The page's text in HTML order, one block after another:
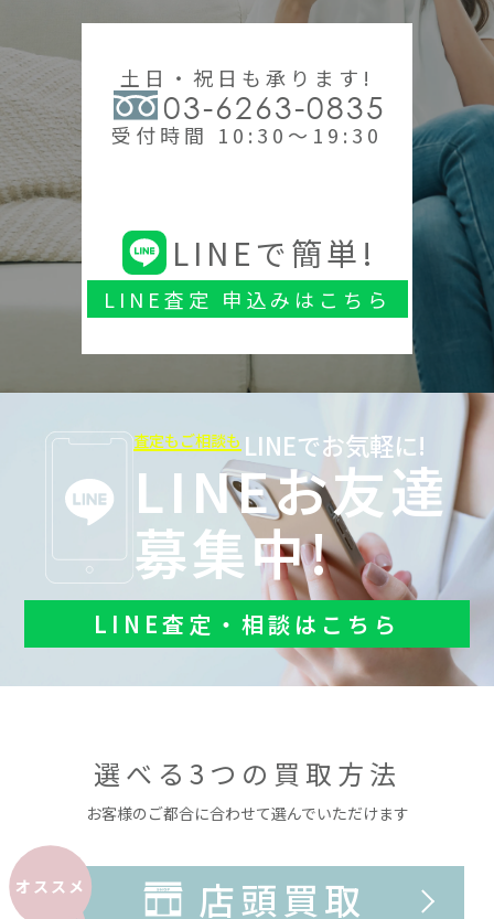
土日・祝日も承ります!
03-6263-0835
受付時間 10:30～19:30
LINEで簡単!
LINE査定 申込みはこちら
査定もご相談も LINEでお気軽に!
LINEお友達
募集中!
LINE査定・相談はこちら
選べる3つの買取方法
お客様のご都合に合わせて選んでいただけます
オススメ
店頭買取